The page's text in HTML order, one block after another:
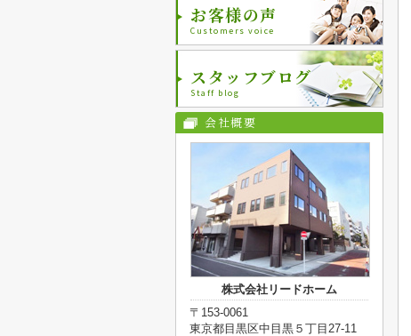
お客様の声
Customers voice
スタッフブログ
Staff blog
会社概要
株式会社リードホーム
〒153-0061
東京都目黒区中目黒５丁目27-11